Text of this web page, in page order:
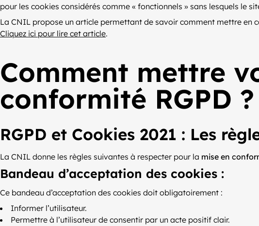
pour les cookies considérés comme « fonctionnels » sans lesquels le
La CNIL propose un article permettant de savoir comment mettre en
Cliquez ici pour lire cet article.
Comment mettre
conformité RGPD ?
RGPD et Cookies 2021 : Les
La CNIL donne les règles suivantes à respecter pour la mise en
Bandeau d’acceptation des cookies :
Ce bandeau d’acceptation des cookies doit obligatoirement :
Informer l’utilisateur.
Permettre à l’utilisateur de consentir par un acte positif clair.